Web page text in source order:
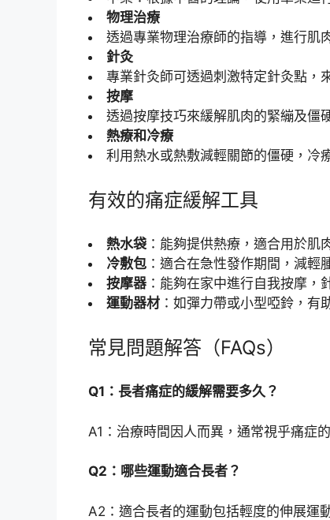
物理治療
透過專業物理治療師的指導，進行肌
針灸
專業針灸師可透過刺激特定針灸點，
按摩
透過按摩技巧來緩解肌肉的緊繃及僵
熱療和冷療
利用熱水或熱敷減輕關節的僵硬，冷
有效的痛症緩解工具
熱水袋：能夠提供熱療，適合用於肌
冷敷包 ：適合在急性發作期間，減輕
按摩器 ：能夠在家中進行自我按摩，
運動器材 ：如彈力帶或小型啞鈴，有
常見問題解答（FAQs）
Q1：長者痛症的緩解需要多久？
A1：治療時間因人而異，通常視乎痛症
Q2：哪些運動適合長者？
A2：適合長者的運動包括輕度的伸展運